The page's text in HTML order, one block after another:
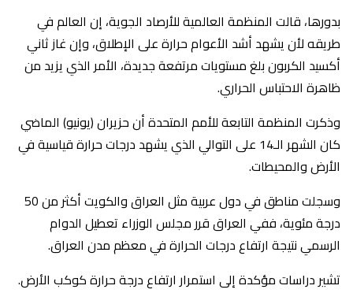
بدورها، قالت المنظمة العالمية للأرصاد الجوية، إن العالم في
طريقه لأن يشهد أشد الأعوام حرارة على الإطلاق، وإن غاز ثاني
أكسيد الكربون بلغ مستويات مرتفعة جديدة، الأمر الذي يزيد من
ظاهرة الاحتباس الحراري.
وذكرت المنظمة التابعة للأمم المتحدة أن حزيران (يونيو) الماضي
كان الشهر الـ14 على التوالي الذي يشهد درجات حرارة قياسية في
الأرض والمحيطات.
وسجلت مناطق في دول عربية مثل العراق والكويت أكثر من 50
درجة مئوية، ففي العراق قرر مجلس الوزراء تعطيل الدوام
الرسمي نتيجة ارتفاع درجات الحرارة في معظم مدن العراق.
تشير دراسات مؤكدة إلى استمرار ارتفاع درجة حرارة كوكب الأرض.